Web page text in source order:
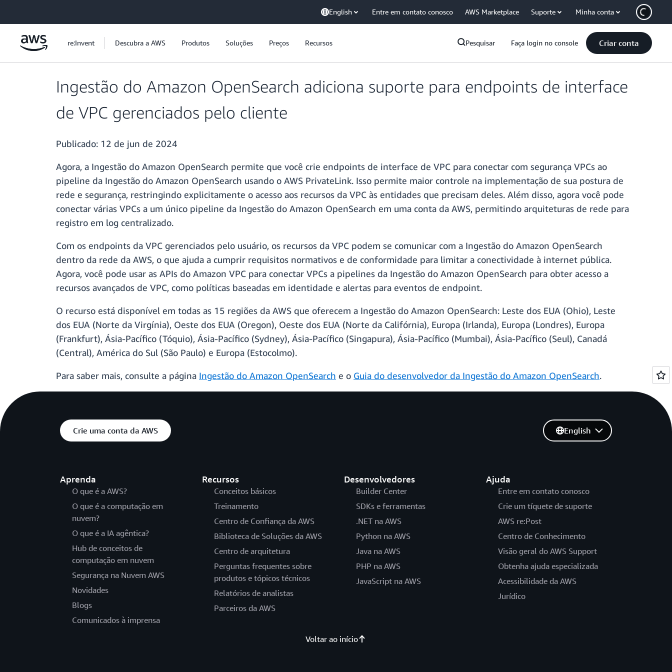
English Entre em contato conosco AWS Marketplace Suporte Minha conta
re:Invent Descubra a AWS Produtos Soluções Preços Recursos Pesquisar Faça login no console Criar conta
Ingestão do Amazon OpenSearch adiciona suporte para endpoints de interface
de VPC gerenciados pelo cliente
Publicado: 12 de jun de 2024
Agora, a Ingestão do Amazon OpenSearch permite que você crie endpoints de interface de VPC para conectar com segurança VPCs ao
pipeline da Ingestão do Amazon OpenSearch usando o AWS PrivateLink. Isso permite maior controle na implementação de sua postura de
rede e segurança, restringindo explicitamente o acesso aos recursos da VPC às entidades que precisam deles. Além disso, agora você pode
conectar várias VPCs a um único pipeline da Ingestão do Amazon OpenSearch em uma conta da AWS, permitindo arquiteturas de rede para
registro em log centralizado.
Com os endpoints da VPC gerenciados pelo usuário, os recursos da VPC podem se comunicar com a Ingestão do Amazon OpenSearch
dentro da rede da AWS, o que ajuda a cumprir requisitos normativos e de conformidade para limitar a conectividade à internet pública.
Agora, você pode usar as APIs do Amazon VPC para conectar VPCs a pipelines da Ingestão do Amazon OpenSearch para obter acesso a
recursos avançados de VPC, como políticas baseadas em identidade e alertas para eventos de endpoint.
O recurso está disponível em todas as 15 regiões da AWS que oferecem a Ingestão do Amazon OpenSearch: Leste dos EUA (Ohio), Leste
dos EUA (Norte da Virgínia), Oeste dos EUA (Oregon), Oeste dos EUA (Norte da Califórnia), Europa (Irlanda), Europa (Londres), Europa
(Frankfurt), Ásia-Pacífico (Tóquio), Ásia-Pacífico (Sydney), Ásia-Pacífico (Singapura), Ásia-Pacífico (Mumbai), Ásia-Pacífico (Seul), Canadá
(Central), América do Sul (São Paulo) e Europa (Estocolmo).
Para saber mais, consulte a página Ingestão do Amazon OpenSearch e o Guia do desenvolvedor da Ingestão do Amazon OpenSearch.
Crie uma conta da AWS
Aprenda
O que é a AWS?
O que é a computação em
nuvem?
O que é a IA agêntica?
Hub de conceitos de
computação em nuvem
Segurança na Nuvem AWS
Novidades
Blogs
Comunicados à imprensa
Recursos
Conceitos básicos
Treinamento
Centro de Confiança da AWS
Biblioteca de Soluções da AWS
Centro de arquitetura
Perguntas frequentes sobre
produtos e tópicos técnicos
Relatórios de analistas
Parceiros da AWS
Desenvolvedores
Builder Center
SDKs e ferramentas
.NET na AWS
Python na AWS
Java na AWS
PHP na AWS
JavaScript na AWS
Ajuda
Entre em contato conosco
Crie um tíquete de suporte
AWS re:Post
Centro de Conhecimento
Visão geral do AWS Support
Obtenha ajuda especializada
Acessibilidade da AWS
Jurídico
English
Voltar ao início